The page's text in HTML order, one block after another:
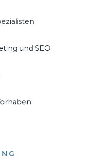
und SEO